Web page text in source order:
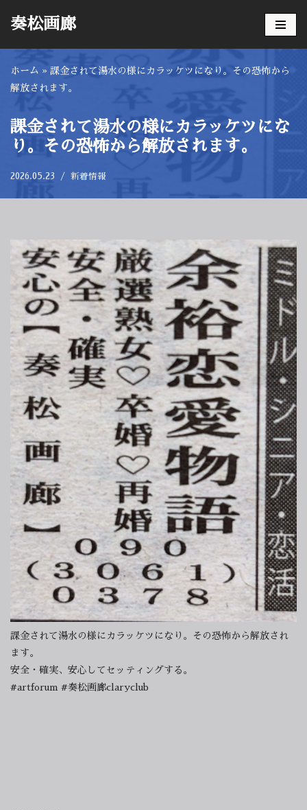
テ
ン
へ
ス
ッ
奏松画廊
ホーム » 課金されて湯水の様にカラッケツになり。その恐怖から
解放されます。
課金されて湯水の様にカラッケツにな
り。その恐怖から解放されます。
2026.05.23 新着情報
課金されて湯水の様にカラッケツになり。その恐怖から解放され
ます。
安全・確実、安心してセッティングする。
#artforum #奏松画廊claryclub